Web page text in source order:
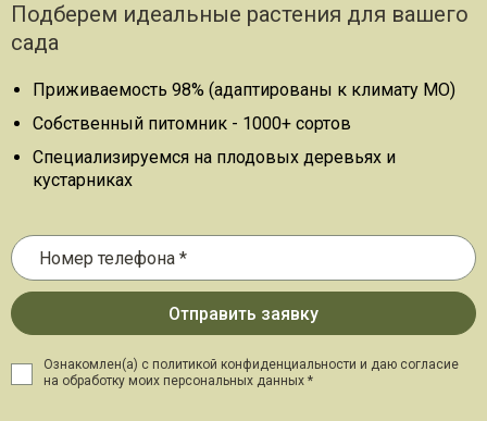
Подберем идеальные растения для вашего
сада
Приживаемость 98% (адаптированы к климату МО)
Собственный питомник - 1000+ сортов
Специализируемся на плодовых деревьях и
кустарниках
Ознакомлен(а) с политикой конфиденциальности и даю согласие
на обработку моих персональных данных *